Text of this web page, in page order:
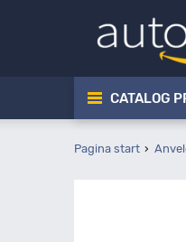
CATALOG
Pagina start